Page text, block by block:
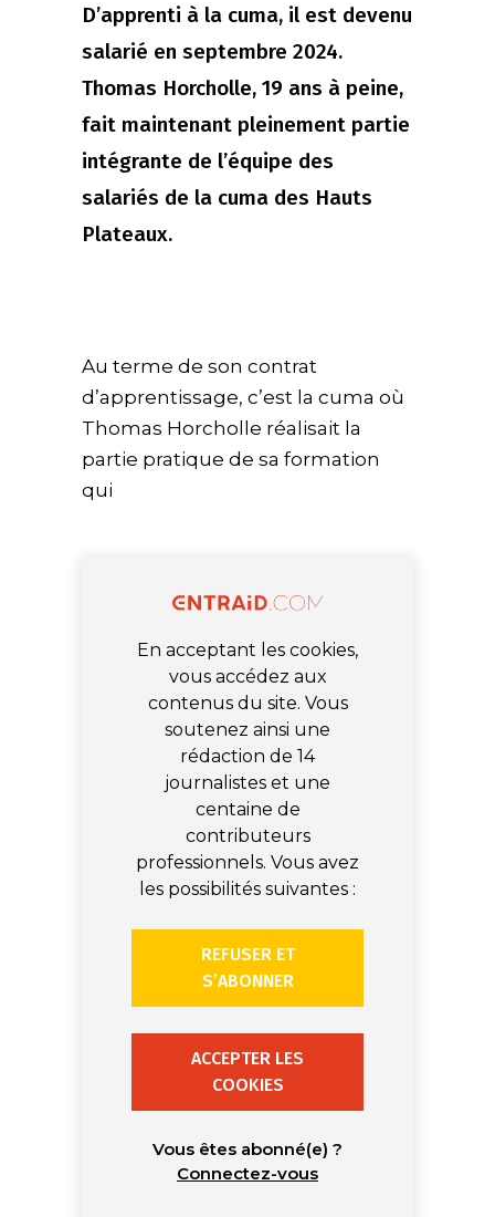
D’apprenti à la cuma, il est devenu
salarié en septembre 2024.
Thomas Horcholle, 19 ans à peine,
fait maintenant pleinement partie
intégrante de l’équipe des
salariés de la cuma des Hauts
Plateaux.
Au terme de son contrat
d’apprentissage, c’est la cuma où
Thomas Horcholle réalisait la
partie pratique de sa formation
qui
En acceptant les cookies,
vous accédez aux
contenus du site. Vous
soutenez ainsi une
rédaction de 14
journalistes et une
centaine de
contributeurs
professionnels. Vous avez
les possibilités suivantes :
REFUSER ET
S’ABONNER
ACCEPTER LES
COOKIES
Vous êtes abonné(e) ?
Connectez-vous